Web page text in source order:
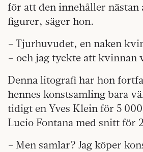
för att den innehåller nästan
figurer, säger hon.
– Tjurhuvudet, en naken
– och jag tyckte att kvinnan
Denna litografi har hon
hennes konstsamling bara
tidigt en Yves Klein för 5
Lucio Fontana med snitt för
– Men samlar? Jag köper